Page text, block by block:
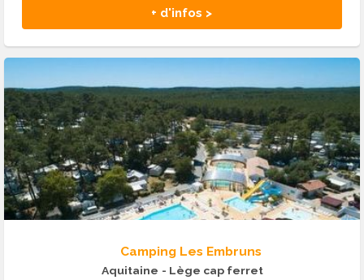
+ d'infos >
Camping Les Embruns
Aquitaine - Lège cap ferret